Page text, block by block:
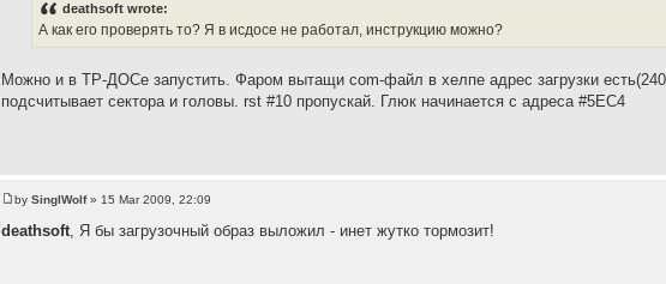
deathsoft wrote:
А как его проверять то? Я в исдосе не работал, инструкцию можно?
Можно и в ТР-ДОСе запустить. Фаром вытащи com-файл в хелпе адрес загрузки
подсчитывает сектора и головы. rst #10 пропускай. Глюк начинается с адреса #5EC4
bySinglWolf» 15 Mar 2009, 22:09
deathsoft, Я бы загрузочный образ выложил - инет жутко тормозит!